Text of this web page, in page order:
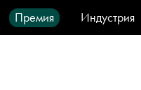
Премия
Индустрия
IT-продукты